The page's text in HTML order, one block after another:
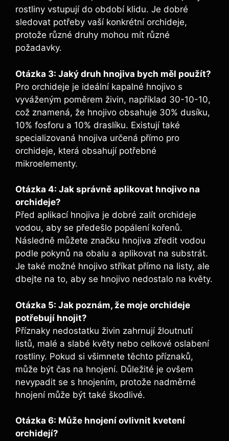
‍rostliny vstupují do​ období ⁣klidu. Je dobré
sledovat​ potřeby vaší ⁢konkrétní ⁢orchideje,
protože různé druhy ‌mohou mít různé
požadavky.
Otázka 3: ​Jaký druh hnojiva ​bych měl použít?
Pro⁤ orchideje je‍ ideální kapalné ⁤hnojivo s
‍vyváženým​ poměrem ⁣živin, ​například‌ 30-10-10,
což znamená, že hnojivo obsahuje 30% dusíku,
10% fosforu a 10% ‌draslíku. Existují také
⁣specializovaná hnojiva určená ⁣přímo pro
orchideje, ‌která obsahují potřebné
mikroelementy.
Otázka ⁢4: Jak správně aplikovat ​hnojivo na
orchideje?
Před aplikací hnojiva je ‌dobré zalít orchideje
vodou, aby‍ se předešlo⁣ popálení kořenů.
Následně můžete značku hnojiva zředit ​vodou
podle pokynů‌ na obalu⁤ a aplikovat na substrát.
Je ⁣také⁢ možné hnojivo stříkat⁣ přímo na listy,‍ ale
dbejte na ⁤to, aby se hnojivo ⁤nedostalo ‍na květy.
Otázka 5: Jak poznám, že ⁢moje⁤ orchideje⁣
potřebují hnojit?
Příznaky nedostatku živin zahrnují⁢ žloutnutí
listů, malé ​a slabé květy‍ nebo celkové oslabení
rostliny. Pokud​ si všimnete těchto příznaků,
může⁢ být čas ​na hnojení. Důležité je ovšem
nevypadit se s hnojením, protože ⁣nadměrné
hnojení může ‍být​ také škodlivé.
Otázka‌ 6: ⁤Může hnojení ⁤ovlivnit kvetení
orchidejí?